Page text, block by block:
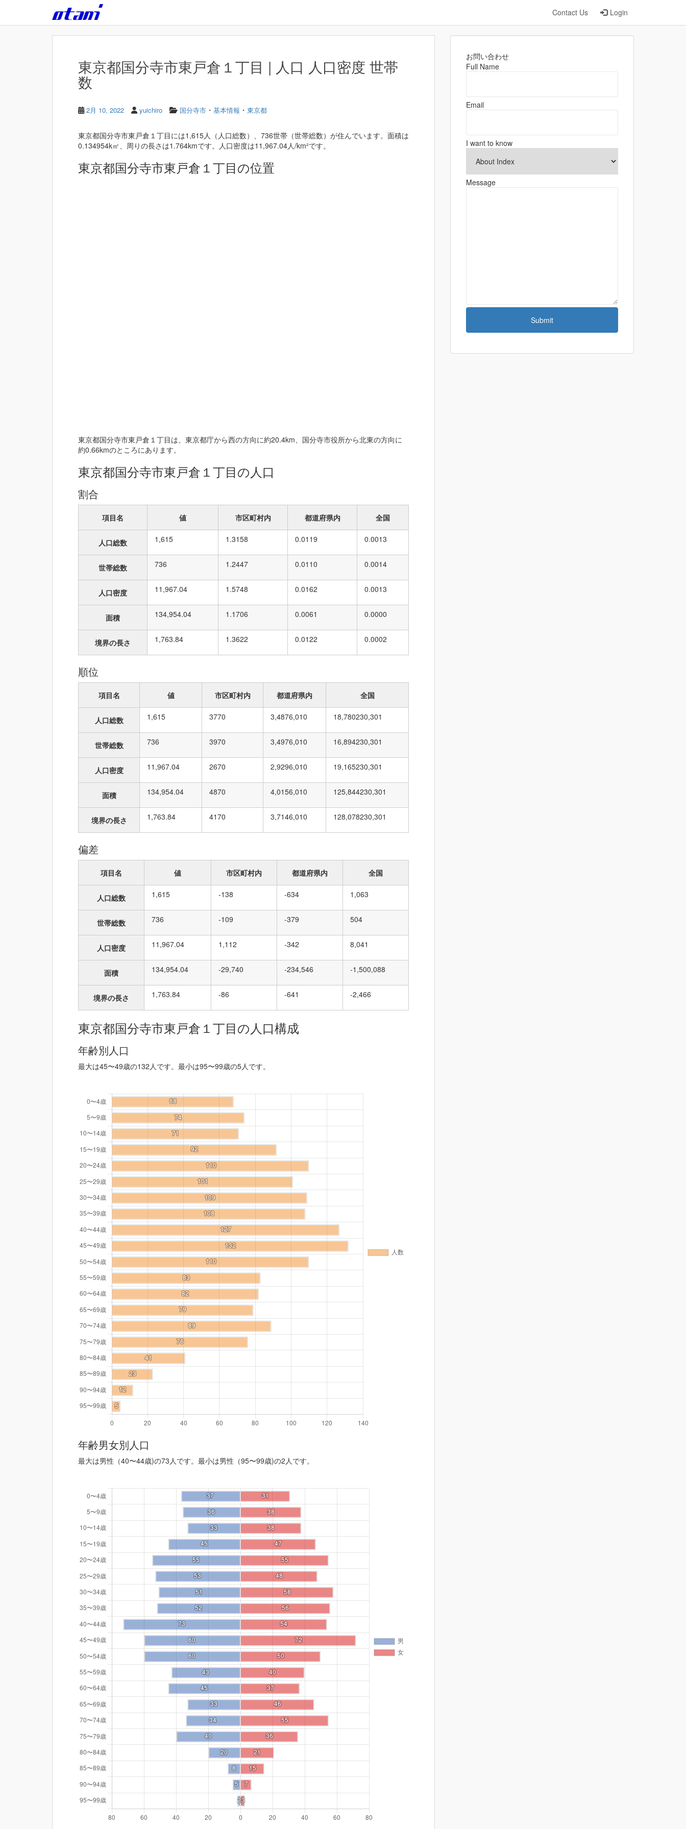
Contact Us Login
東京都国分寺市東戸倉１丁目 | 人口 人口密度 世帯
数
2月 10, 2022 yuichiro 国分寺市 ・ 基本情報 ・ 東京都
東京都国分寺市東戸倉１丁目には1,615人（人口総数）、736世帯（世帯総数）が住んでいます。面積は
0.134954k㎡、周りの長さは1.764kmです。人口密度は11,967.04人/km²です。
東京都国分寺市東戸倉１丁目の位置
東京都国分寺市東戸倉１丁目は、東京都庁から西の方向に約20.4km、国分寺市役所から北東の方向に
約0.66kmのところにあります。
東京都国分寺市東戸倉１丁目の人口
割合
項目名 値 市区町村内 都道府県内 全国
人口総数 1,615 1.3158 0.0119 0.0013
世帯総数 736 1.2447 0.0110 0.0014
人口密度 11,967.04 1.5748 0.0162 0.0013
面積 134,954.04 1.1706 0.0061 0.0000
境界の長さ 1,763.84 1.3622 0.0122 0.0002
順位
項目名 値 市区町村内 都道府県内 全国
人口総数 1,615 3770 3,4876,010 18,780230,301
世帯総数 736 3970 3,4976,010 16,894230,301
人口密度 11,967.04 2670 2,9296,010 19,165230,301
面積 134,954.04 4870 4,0156,010 125,844230,301
境界の長さ 1,763.84 4170 3,7146,010 128,078230,301
偏差
項目名 値 市区町村内 都道府県内 全国
人口総数 1,615 -138 -634 1,063
世帯総数 736 -109 -379 504
人口密度 11,967.04 1,112 -342 8,041
面積 134,954.04 -29,740 -234,546 -1,500,088
境界の長さ 1,763.84 -86 -641 -2,466
東京都国分寺市東戸倉１丁目の人口構成
年齢別人口
最大は45〜49歳の132人です。最小は95〜99歳の5人です。
年齢男女別人口
最大は男性（40〜44歳)の73人です。最小は男性（95〜99歳)の2人です。
お問い合わせ
Full Name
Email
I want to know
Message